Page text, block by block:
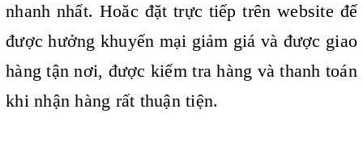
nhanh nhất. Hoăc đặt trực tiếp trên website để
được hưởng khuyến mại giảm giá và được giao
hàng tận nơi, được kiểm tra hàng và thanh toán
khi nhận hàng rất thuận tiện.